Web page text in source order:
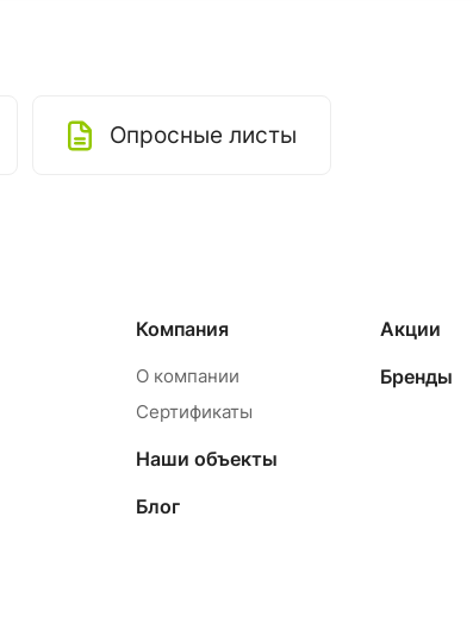
Опросные листы
Компания
О компании
Сертификаты
Наши объекты
Блог
Акции
Бренды